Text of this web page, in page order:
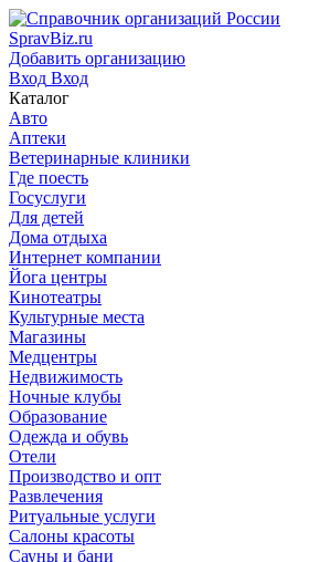
SpravBiz.ru
Добавить организацию
Вход Вход
Каталог
Авто
Аптеки
Ветеринарные клиники
Где поесть
Госуслуги
Для детей
Дома отдыха
Интернет компании
Йога центры
Кинотеатры
Культурные места
Магазины
Медцентры
Недвижимость
Ночные клубы
Образование
Одежда и обувь
Отели
Производство и опт
Развлечения
Ритуальные услуги
Салоны красоты
Сауны и бани